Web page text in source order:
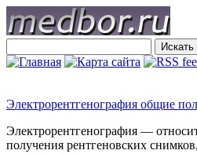
Электрорентгенография общие
Электрорентгенография —
получения рентгеновских